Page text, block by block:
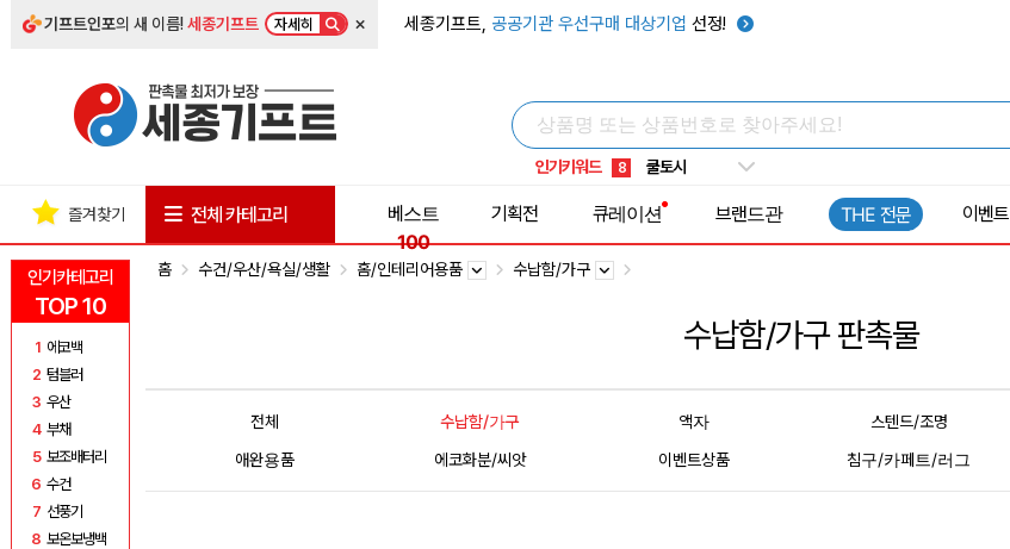
기프트인포의 새 이름!세종기프트 자세히 × 세종기프트, 공공기관 우선구매 대상기업 선정!
인기키워드
키캡
8 쿨토시
9 넥쿨러
10 타포린가방
1
인기카테고리
TOP 10
1 에코백
2 텀블러
3 우산
4 부채
5 보조배터리
6 수건
7 선풍기
8 보온보냉백
즐겨찾기 전체 카테고리
베스트
100
기획전 큐레이션 브랜드관 THE 전문 이벤트
홈 수건/우산/욕실/생활 홈/인테리어용품 수납함/가구
수납함/가구 판촉물
전체 수납함/가구 액자 스텐드/조명
애완용품
에코화분/씨앗 이벤트상품 침구/카페트/러그